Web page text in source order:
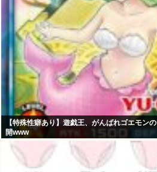
【特殊性癖あり】遊戯王、がんばれゴエモン
開www